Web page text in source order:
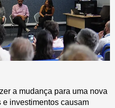
a mudança para uma nova
investimentos causam